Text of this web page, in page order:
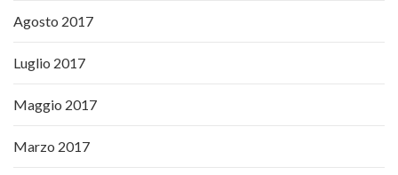
Agosto 2017
Luglio 2017
Maggio 2017
Marzo 2017